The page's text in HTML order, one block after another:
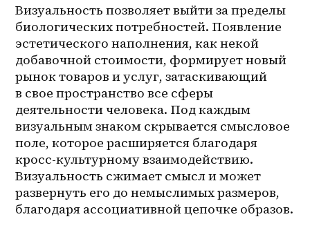
Визуальность позволяет выйти за пределы
биологических потребностей. Появление
эстетического наполнения, как некой
добавочной стоимости, формирует новый
рынок товаров и услуг, затаскивающий
в свое пространство все сферы
деятельности человека. Под каждым
визуальным знаком скрывается смысловое
поле, которое расширяется благодаря
кросс-культурному взаимодействию.
Визуальность сжимает смысл и может
развернуть его до немыслимых размеров,
благодаря ассоциативной цепочке образов.